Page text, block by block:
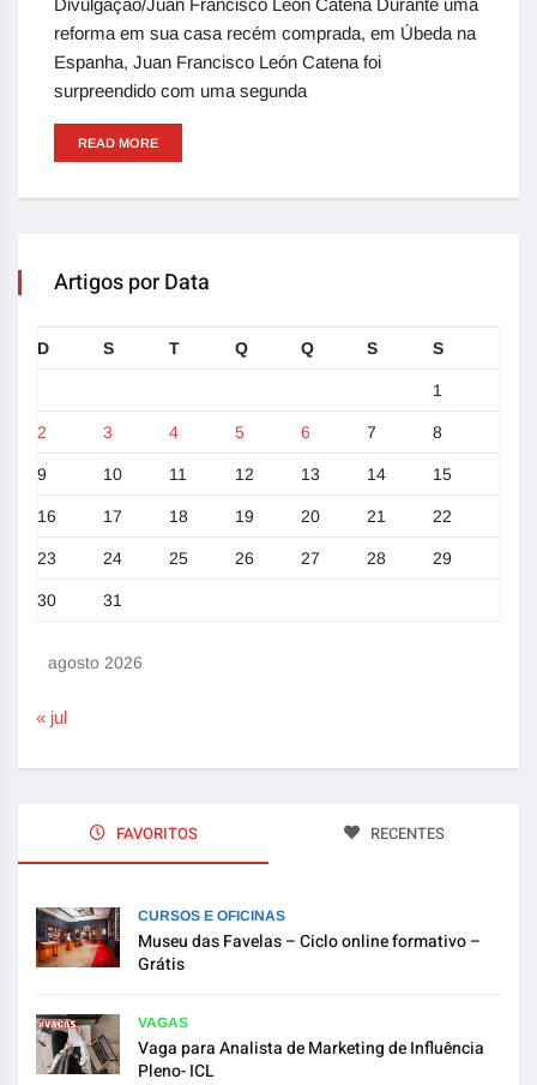
reforma em sua casa recém comprada, em Úbeda na
Espanha, Juan Francisco León Catena foi
surpreendido com uma segunda
READ MORE
Artigos por Data
agosto 2026
D S T Q Q S S
1
2 3 4 5 6 7 8
9 10 11 12 13 14 15
16 17 18 19 20 21 22
23 24 25 26 27 28 29
30 31
« jul
FAVORITOS RECENTES
CURSOS E OFICINAS
Museu das Favelas – Ciclo online formativo –
Grátis
VAGAS
Vaga para Analista de Marketing de Influência
Pleno- ICL